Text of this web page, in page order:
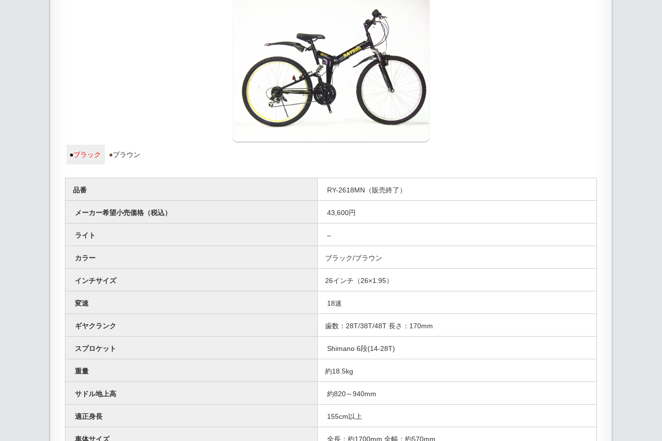
●ブラック ●ブラウン
品番 RY-2618MN（販売終了）
メーカー希望小売価格（税込） 43,600円
ライト –
カラー ブラック/ブラウン
インチサイズ 26インチ（26×1.95）
変速 18速
ギヤクランク 歯数：28T/38T/48T 長さ：170mm
スプロケット Shimano 6段(14-28T)
重量 約18.5kg
サドル地上高 約820～940mm
適正身長 155cm以上
車体サイズ 全長：約1700mm 全幅：約570mm